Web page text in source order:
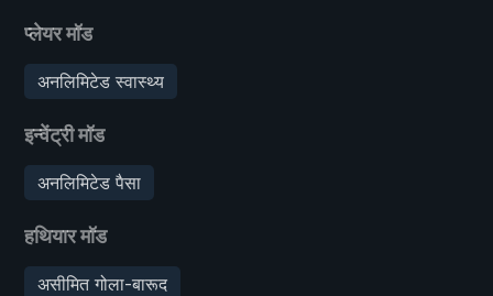
प्लेयर मॉड
अनलिमिटेड स्वास्थ्य
इन्वेंट्री मॉड
अनलिमिटेड पैसा
हथियार मॉड
असीमित गोला-बारूद